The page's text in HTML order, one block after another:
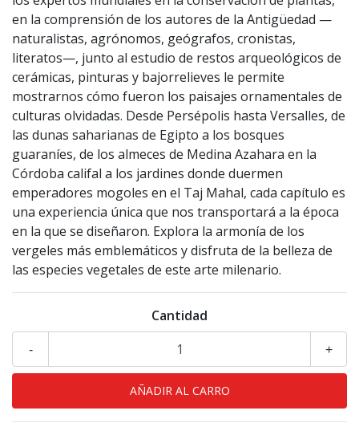
en la comprensión de los autores de la Antigüedad —
naturalistas, agrónomos, geógrafos, cronistas,
literatos—, junto al estudio de restos arqueológicos de
cerámicas, pinturas y bajorrelieves le permite
mostrarnos cómo fueron los paisajes ornamentales de
culturas olvidadas. Desde Persépolis hasta Versalles, de
las dunas saharianas de Egipto a los bosques
guaraníes, de los almeces de Medina Azahara en la
Córdoba califal a los jardines donde duermen
emperadores mogoles en el Taj Mahal, cada capítulo es
una experiencia única que nos transportará a la época
en la que se diseñaron. Explora la armonía de los
vergeles más emblemáticos y disfruta de la belleza de
las especies vegetales de este arte milenario.
Cantidad
+
-